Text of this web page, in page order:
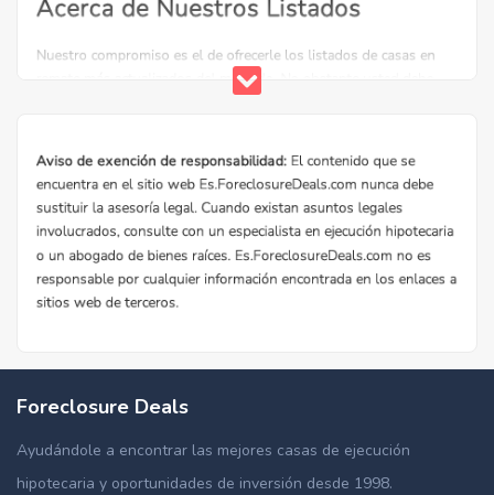
Foreclosure Deals
Ayudándole a encontrar las mejores casas de ejecución
hipotecaria y oportunidades de inversión desde 1998.